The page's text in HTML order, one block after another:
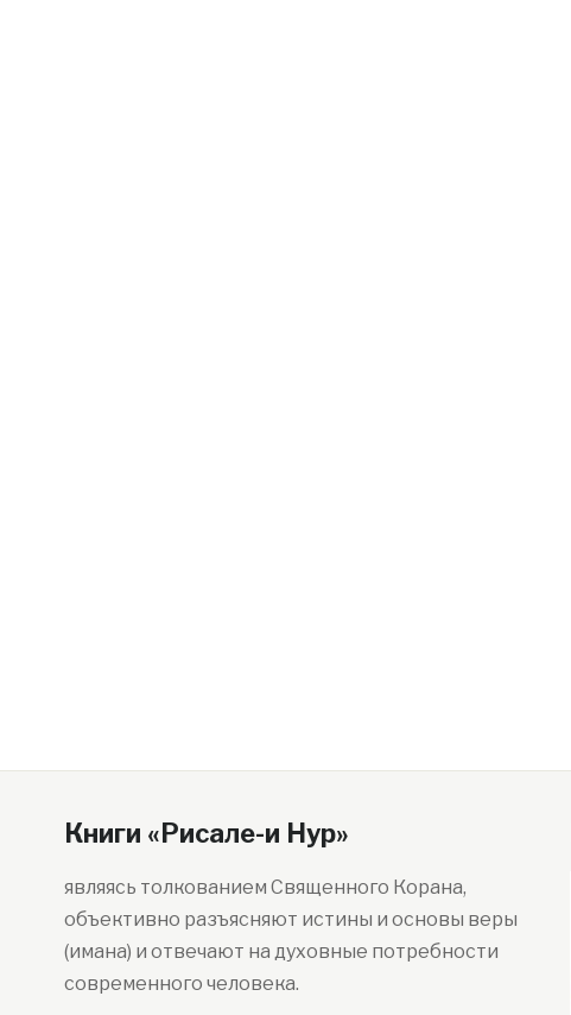
Книги «Рисале-и Нур»
являясь толкованием Священного Корана,
объективно разъясняют истины и основы веры
(имана) и отвечают на духовные потребности
современного человека.